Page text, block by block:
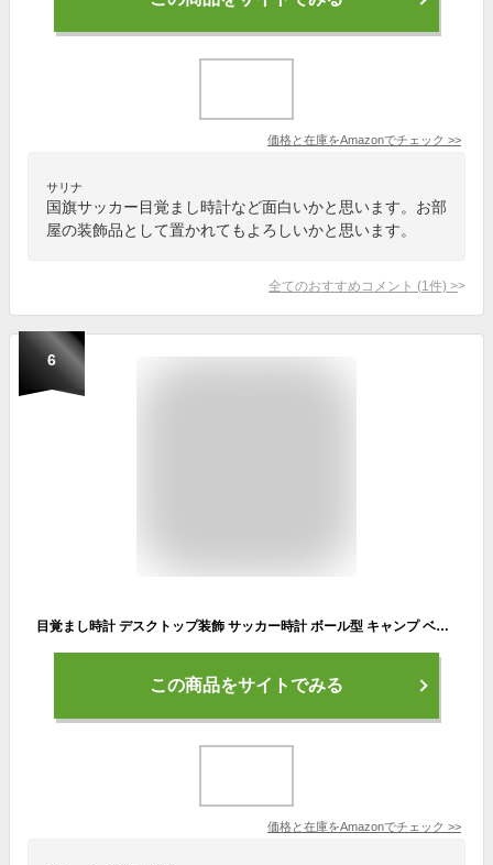
価格と在庫をAmazonでチェック >>
サリナ
国旗サッカー目覚まし時計など面白いかと思います。お部
屋の装飾品として置かれてもよろしいかと思います。
全てのおすすめコメント (1 件) >
6
目覚まし時計 デスクトップ装飾 サッカー時計 ボール型 キャンプ ベッドサイド 寝室 誕生日 子供のギフト 1個
この商品をサイトでみる
価格と在庫をAmazonでチェック >>